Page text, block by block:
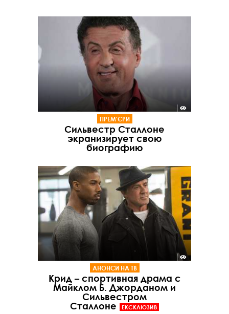
ПРЕМ'ЄРИ
Сильвестр Сталлоне
экранизирует свою
биографию
АНОНСИ НА ТВ
Крид – спортивная драма с
Майклом Б. Джорданом и
Сильвестром
Сталлоне
ЕКСКЛЮЗИВ